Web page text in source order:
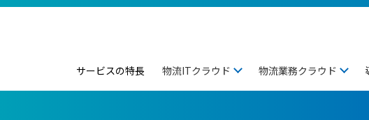
サービスの特長 物流ITクラウド 物流業務クラウド